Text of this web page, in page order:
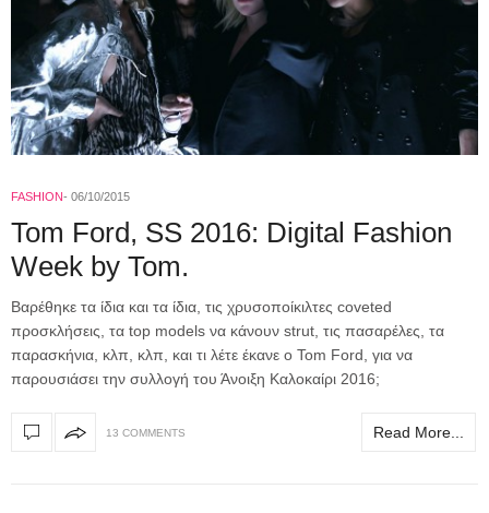
FASHION 06/10/2015
Tom Ford, SS 2016: Digital Fashion
Week by Tom.
Βαρέθηκε τα ίδια και τα ίδια, τις χρυσοποίκιλτες coveted
προσκλήσεις, τα top models να κάνουν strut, τις πασαρέλες, τα
παρασκήνια, κλπ, κλπ, και τι λέτε έκανε ο Tom Ford, για να
παρουσιάσει την συλλογή του Άνοιξη Καλοκαίρι 2016;
13 COMMENTS Read More...